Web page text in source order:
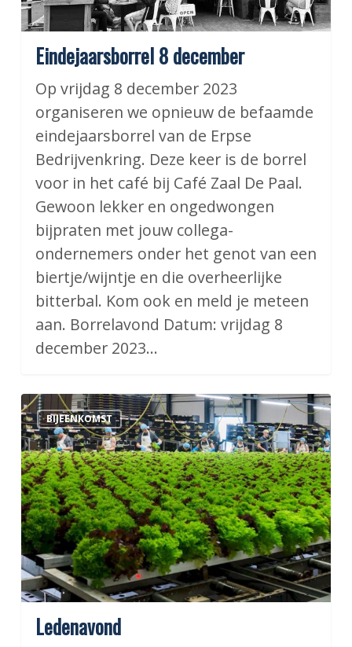
Eindejaarsborrel 8 december
Op vrijdag 8 december 2023
organiseren we opnieuw de befaamde
eindejaarsborrel van de Erpse
Bedrijvenkring. Deze keer is de borrel
voor in het café bij Café Zaal De Paal.
Gewoon lekker en ongedwongen
bijpraten met jouw collega-
ondernemers onder het genot van een
biertje/wijntje en die overheerlijke
bitterbal. Kom ook en meld je meteen
aan. Borrelavond Datum: vrijdag 8
december 2023…
Ledenavond
BIJEENKOMST
Ledenavond